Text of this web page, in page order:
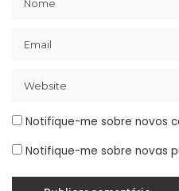
Notifique-me sobre novos
Notifique-me sobre novas